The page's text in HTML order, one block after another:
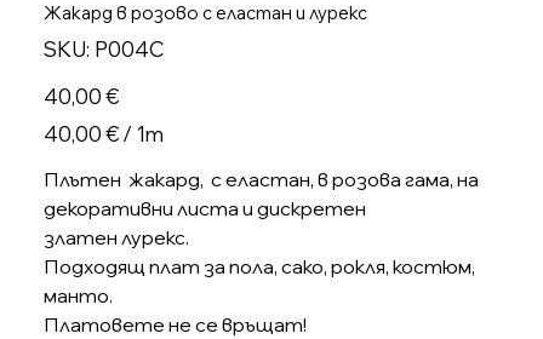
Жакард в розово с еластан и лурекс
SKU: SKU
P004C
P004C
Цена
40,00 €
40,00 €
на
40,00 € / 1m
Плътен жакард, с еластан, в розова гама, на
декоративни листа и дискретен
златен лурекс.
Подходящ плат за пола, сако, рокля, костюм,
манто.
Платовете не се връщат!